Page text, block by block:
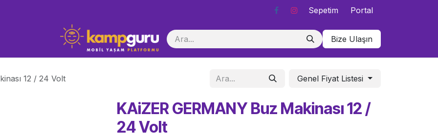
Sepetim Portal
Bize Ulaşın
12 / 24 Volt Genel Fiyat Listesi
KAiZER GERMANY Buz Makinası 12 /
24 Volt